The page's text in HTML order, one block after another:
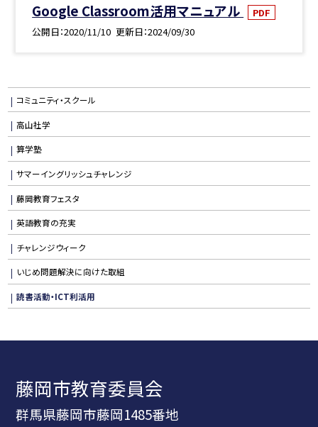
Google Classroom活用マニュアル
PDF
公開日 2020/11/10 更新日 2024/09/30
コミュニティ・スクール
高山社学
算学塾
サマーイングリッシュチャレンジ
藤岡教育フェスタ
英語教育の充実
チャレンジウィーク
いじめ問題解決に向けた取組
読書活動・ICT利活用
藤岡市教育委員会
群馬県藤岡市藤岡1485番地